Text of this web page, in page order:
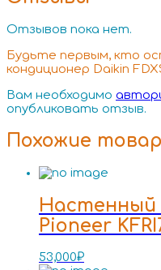
Отзывов пока нет.
Будьте первым, кто
кондиционер Daikin
Вам необходимо
опубликовать отзыв.
Похожие
Настенный
Pioneer
53,000₽